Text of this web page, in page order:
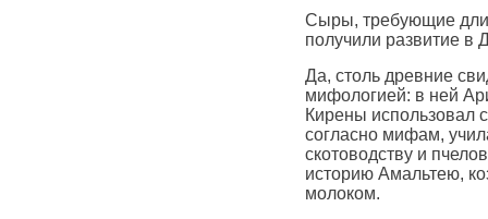
Сыры, требующие
получили развитие в
Да, столь древние
мифологией: в ней
Кирены использовал
согласно мифам,
скотоводству и
историю Амальтею,
молоком.